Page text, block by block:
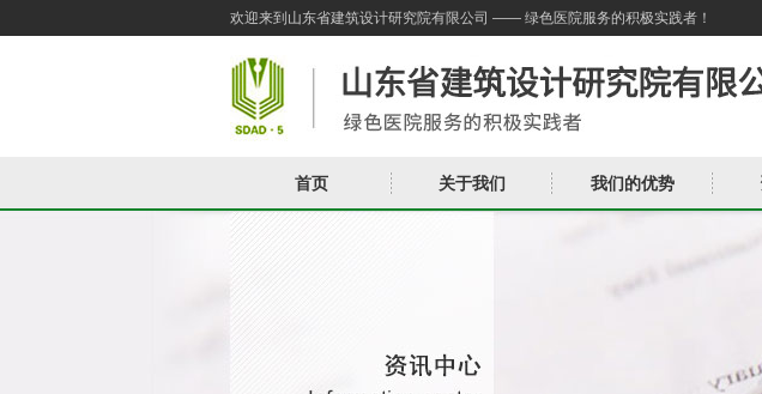
欢迎来到山东省建筑设计研究院有限公司 —— 绿色医院服务的积极实践者！
首页 关于我们 我们的优势